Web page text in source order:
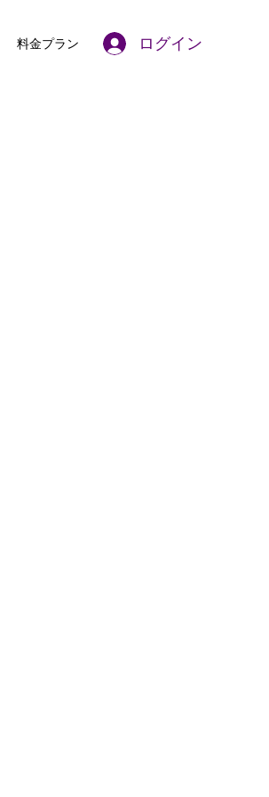
料金プラン ログイン